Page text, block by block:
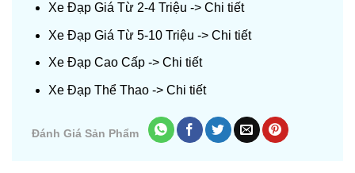
Xe Đạp Giá Từ 2-4 Triệu -> Chi tiết
Xe Đạp Giá Từ 5-10 Triệu -> Chi tiết
Xe Đạp Cao Cấp -> Chi tiết
Xe Đạp Thể Thao -> Chi tiết
Đánh Giá Sản Phẩm